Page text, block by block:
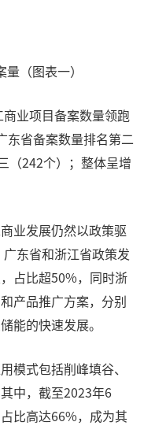
（图表一）
业项目备案数量领跑
东省备案数量排名第二
（242个）；整体呈增
业发展仍然以政策驱
东省和浙江省政策发
占比超50%，同时浙
产品推广方案，分别
能的快速发展。
模式包括削峰填谷、
中，截至2023年6
比高达66%，成为其